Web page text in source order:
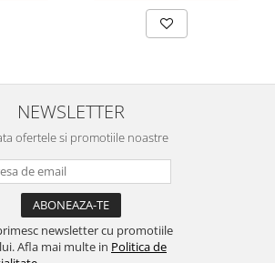
NEWSLETTER
ofertele si promotiile noastre
newsletter cu promotiile
Afla mai multe in Politica de